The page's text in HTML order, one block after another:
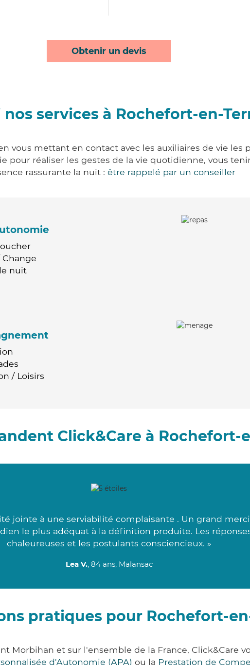
Obtenir un devis
nos services à Rochefort-en-
vous mettant en contact avec les auxiliaires de vie les
pour réaliser les gestes de la vie quotidienne, vous
rassurante la nuit : être rappelé par un conseiller
nuit
/ Loisirs
Click&Care à Rochefort-
jointe à une serviabilité complaisante . Un grand
le plus adéquat à la définition produite. Les
chaleureuses et les postulants consciencieux. »
Lea V., 84 ans, Malansac
pratiques pour Rochefort-
Morbihan et sur l'ensemble de la France, Click&Care
d'Autonomie (APA) ou la Prestation de